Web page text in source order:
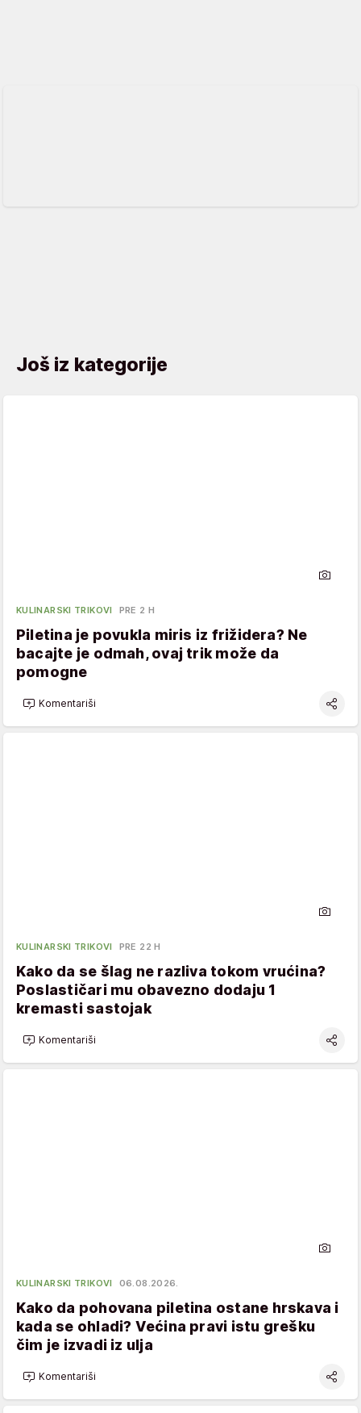
Još iz kategorije
KULINARSKI TRIKOVI PRE 2 H
Piletina je povukla miris iz frižidera? Ne
bacajte je odmah, ovaj trik može da
pomogne
Komentariši
KULINARSKI TRIKOVI PRE 22 H
Kako da se šlag ne razliva tokom vrućina?
Poslastičari mu obavezno dodaju 1
kremasti sastojak
Komentariši
KULINARSKI TRIKOVI 06.08.2026.
Kako da pohovana piletina ostane hrskava i
kada se ohladi? Većina pravi istu grešku
čim je izvadi iz ulja
Komentariši